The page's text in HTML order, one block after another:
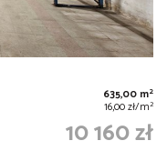
635,00 m2
16,00 zł/m2
10 160 zł